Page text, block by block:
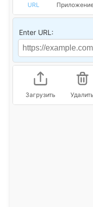
URL
Enter URL:
Загрузить Удалить